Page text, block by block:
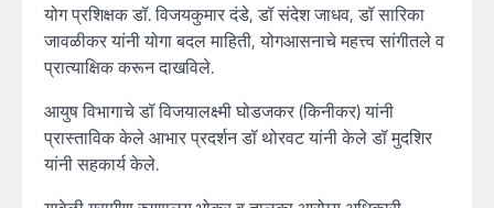
योग प्रशिक्षक डॉ. विजयकुमार दंडे, डॉ संदेश जाधव, डॉ सारिका
जावळीकर यांनी योगा बदल माहिती, योगआसनाचे महत्त्व सांगीतले व
प्रात्याक्षिक करून दाखविले.
आयुष विभागाचे डॉ विजयालक्ष्मी घोडजकर (किनीकर) यांनी
प्रास्ताविक केले आभार प्रदर्शन डॉ थोरवट यांनी केले डॉ मुदशिर
यांनी सहकार्य केले.